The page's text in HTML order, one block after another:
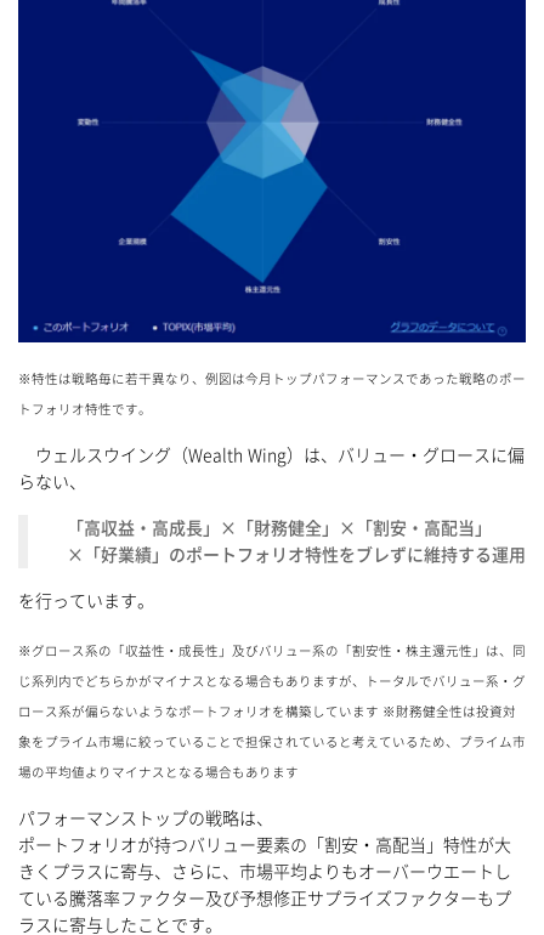
※特性は戦略毎に若干異なり、例図は今月トップパフォーマンスであった戦略のポー
トフォリオ特性です。
ウェルスウイング（Wealth Wing）は、バリュー・グロースに偏
らない、
「高収益・高成長」×「財務健全」×「割安・高配当」
×「好業績」のポートフォリオ特性をブレずに維持する運用
を行っています。
※グロース系の「収益性・成長性」及びバリュー系の「割安性・株主還元性」は、同
じ系列内でどちらかがマイナスとなる場合もありますが、トータルでバリュー系・グ
ロース系が偏らないようなポートフォリオを構築しています ※財務健全性は投資対
象をプライム市場に絞っていることで担保されていると考えているため、プライム市
場の平均値よりマイナスとなる場合もあります
パフォーマンストップの戦略は、
ポートフォリオが持つバリュー要素の「割安・高配当」特性が大
きくプラスに寄与、さらに、市場平均よりもオーバーウエートし
ている騰落率ファクター及び予想修正サプライズファクターもプ
ラスに寄与したことです。